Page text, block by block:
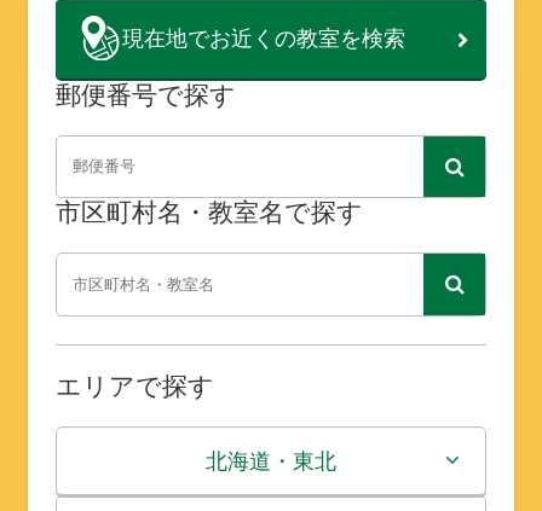
現在地でお近くの教室を検索
郵便番号で探す
市区町村名・教室名で探す
エリアで探す
北海道・東北